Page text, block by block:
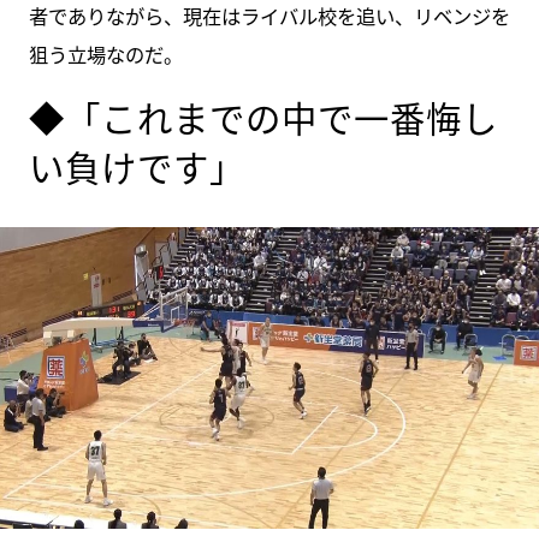
者でありながら、現在はライバル校を追い、リベンジを
狙う立場なのだ。
◆「これまでの中で一番悔し
い負けです」